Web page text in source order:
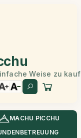
Weise zu
MACHU PICCHU